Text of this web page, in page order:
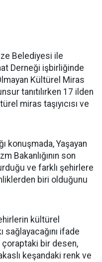
Belediyesi ile
Derneği işbirliğinde
Kültürel Miras
tanıtılırken 17 ilden
miras taşıyıcısı ve
konuşmada, Yaşayan
Bakanlığının son
ve farklı şehirlere
biri olduğunu
kültürel
sağlayacağını ifade
çoraptaki bir desen,
keşandaki renk ve